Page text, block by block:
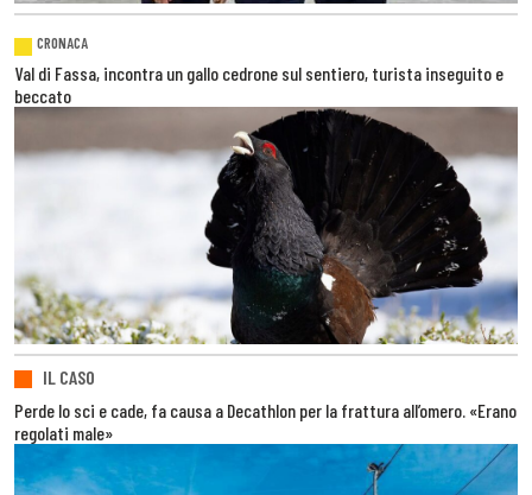
CRONACA
Val di Fassa, incontra un gallo cedrone sul sentiero, turista inseguito e
beccato
IL CASO
Perde lo sci e cade, fa causa a Decathlon per la frattura all’omero. «Erano
regolati male»